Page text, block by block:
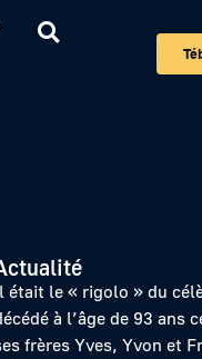
était le « rigolo » du
à l’âge de 93 ans
frères Yves, Yvon et